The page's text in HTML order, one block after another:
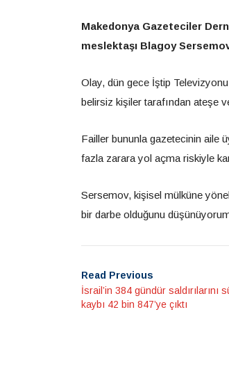
Makedonya Gazeteciler
meslektaşı Blagoy
Olay, dün gece İştip
belirsiz kişiler tarafından ateşe
Failler bununla gazetecinin aile
fazla zarara yol açma riskiyle
Sersemov, kişisel mülküne
bir darbe olduğunu
Read Previous
İsrail’in 384 gündür saldırılarını
kaybı 42 bin 847’ye çıktı